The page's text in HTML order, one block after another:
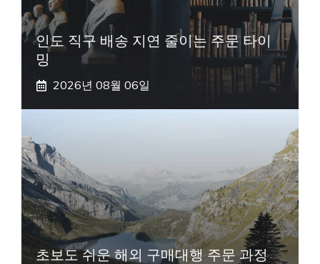
인도 직구 배송 지연 줄이는 주문 타이
밍
2026년 08월 06일
초보도 쉬운 해외 구매대행 주문 과정